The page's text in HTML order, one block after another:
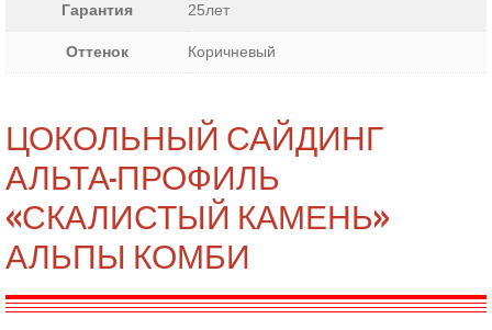
Гарантия 25лет
Оттенок Коричневый
ЦОКОЛЬНЫЙ САЙДИНГ
АЛЬТА-ПРОФИЛЬ
«СКАЛИСТЫЙ КАМЕНЬ»
АЛЬПЫ КОМБИ